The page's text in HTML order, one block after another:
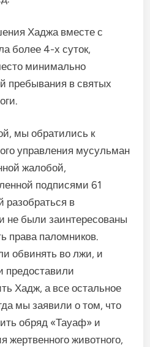
Хаджа вместе с
более 4-х суток,
минимально
пребывания в святых
мы обратились к
управления мусульман
жалобой,
подписями 61
разобраться в
не были заинтересованы
права паломников.
обвинять во лжи, и
предоставили
Хадж, а все остальное
мы заявили о том, что
обряд «Тауаф» и
жертвенного животного,